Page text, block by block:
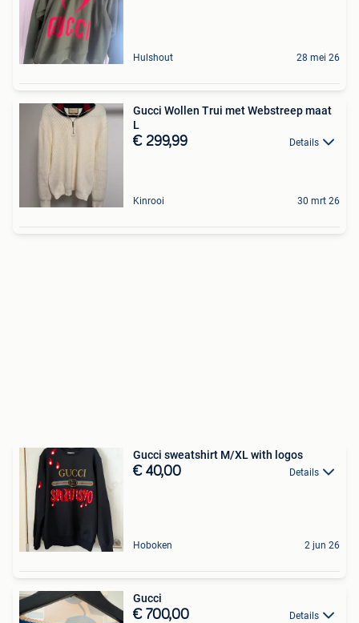
Hulshout 28 mei 26
Gucci Wollen Trui met Webstreep maat
L
€ 299,99 Details
Kinrooi 30 mrt 26
Gucci sweatshirt M/XL with logos
€ 40,00 Details
Hoboken 2 jun 26
Gucci
€ 700,00 Details